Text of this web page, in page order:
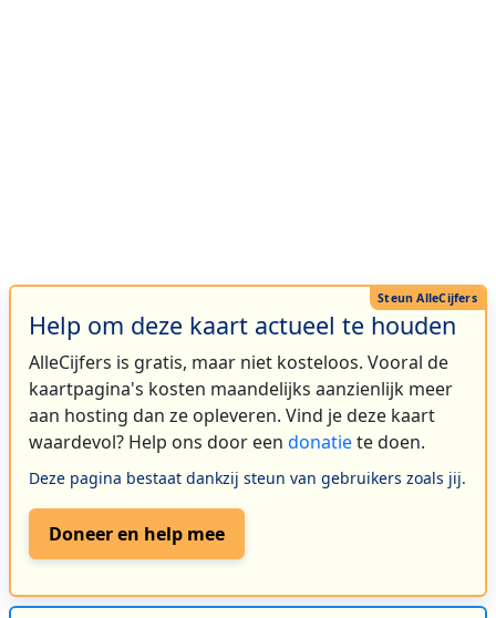
Help om deze kaart actueel te houden
AlleCijfers is gratis, maar niet kosteloos. Vooral de
kaartpagina's kosten maandelijks aanzienlijk meer
aan hosting dan ze opleveren. Vind je deze kaart
waardevol? Help ons door een donatiete doen.
Deze pagina bestaat dankzij steun van gebruikers zoals jij.
Doneer en help mee